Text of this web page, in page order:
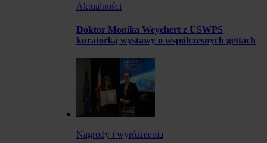
Aktualności
Doktor Monika Weychert z USWPS
kuratorką wystawy o współczesnych gettach
Nagrody i wyróżnienia